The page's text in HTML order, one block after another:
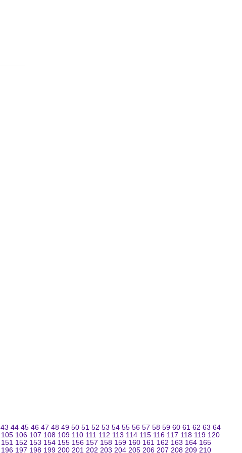
43 44 45 46 47 48 49 50 51 52 53 54 55 56 57 58 59 60 61 62 63 64
105 106 107 108 109 110 111 112 113 114 115 116 117 118 119 120
151 152 153 154 155 156 157 158 159 160 161 162 163 164 165
196 197 198 199 200 201 202 203 204 205 206 207 208 209 210